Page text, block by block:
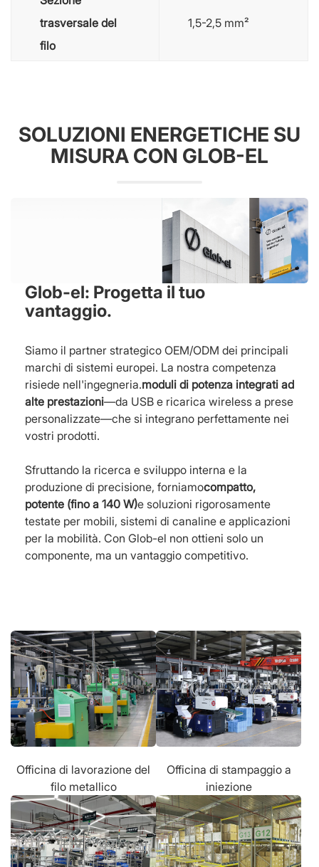
trasversale del
filo
1,5-2,5 mm²
SOLUZIONI ENERGETICHE SU
MISURA CON GLOB-EL
Glob-el: Progetta il tuo
vantaggio.
Siamo il partner strategico OEM/ODM dei principali
marchi di sistemi europei. La nostra competenza
risiede nell'ingegneria.moduli di potenza integrati ad
alte prestazioni—da USB e ricarica wireless a prese
personalizzate—che si integrano perfettamente nei
vostri prodotti.
Sfruttando la ricerca e sviluppo interna e la
produzione di precisione, forniamocompatto,
potente (fino a 140 W)e soluzioni rigorosamente
testate per mobili, sistemi di canaline e applicazioni
per la mobilità. Con Glob-el non ottieni solo un
componente, ma un vantaggio competitivo.
Officina di lavorazione del
filo metallico
Officina di stampaggio a
iniezione